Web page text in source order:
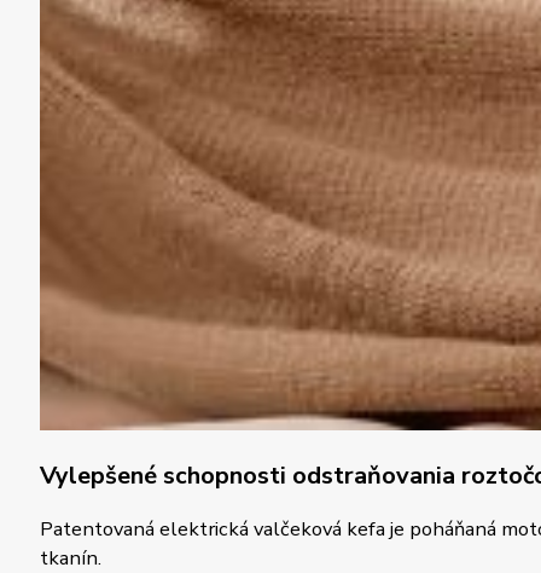
Vylepšené schopnosti odstraňovania
Patentovaná elektrická valčeková kefa je poháňaná
tkanín.